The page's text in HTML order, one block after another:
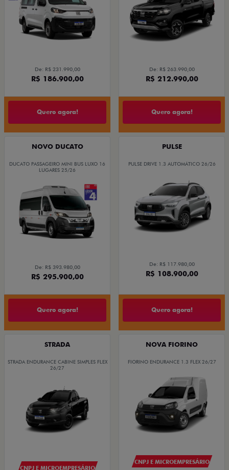
De: R$ 231.990,00
R$ 186.900,00
Quero agora!
De: R$ 263.990,00
R$ 212.990,00
Quero agora!
NOVO DUCATO
DUCATO PASSAGEIRO MINI BUS LUXO 16
LUGARES 25/26
De: R$ 393.980,00
R$ 295.900,00
Quero agora!
PULSE
PULSE DRIVE 1.3 AUTOMÁTICO 26/26
De: R$ 117.980,00
R$ 108.900,00
Quero agora!
STRADA
STRADA ENDURANCE CABINE SIMPLES FLEX
26/27
CNPJ E MICROEMPRESÁRIO
NOVA FIORINO
FIORINO ENDURANCE 1.3 FLEX 26/27
CNPJ E MICROEMPRESÁRIO